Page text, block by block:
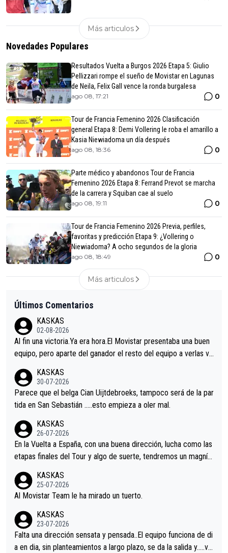
Más articulos
Novedades Populares
Resultados Vuelta a Burgos 2026 Etapa 5: Giulio
Pellizzari rompe el sueño de Movistar en Lagunas
de Neila, Felix Gall vence la ronda burgalesa
ago 08, 17:21 0
Tour de Francia Femenino 2026 Clasificación
general Etapa 8: Demi Vollering le roba el amarillo a
Kasia Niewiadoma un día después
ago 08, 18:36 0
Parte médico y abandonos Tour de Francia
Femenino 2026 Etapa 8: Ferrand Prevot se marcha
de la carrera y Squiban cae al suelo
ago 08, 19:11 0
Tour de Francia Femenino 2026 Previa, perfiles,
favoritas y predicción Etapa 9: ¿Vollering o
Niewiadoma? A ocho segundos de la gloria
ago 08, 18:49 0
Más articulos
Últimos Comentarios
KASKAS
02-08-2026
Al fin una victoria.Ya era hora.El Movistar presentaba una buen
equipo, pero aparte del ganador el resto del equipo a verlas ve
s.La única buena noticia es la mejoría de Enric Más en San Seb
astian.Si en la Vuelta a Burgos sigue la mejoría, podríamos ten
er alguna sorpresa en la Vuelta.Ojalá.
KASKAS
30-07-2026
Parece que el belga Cian Uijtdebroeks, tampoco será de la par
tida en San Sebastián …..esto empieza a oler mal.
KASKAS
26-07-2026
En la Vuelta a España, con una buena dirección, lucha como las
etapas finales del Tour y algo de suerte, tendremos un magnífi
KASKAS
25-07-2026
Al Movistar Team le ha mirado un tuerto.
KASKAS
23-07-2026
Falta una dirección sensata y pensada..El equipo funciona de di
a en dia, sin planteamientos a largo plazo, se da la salida y…..ve